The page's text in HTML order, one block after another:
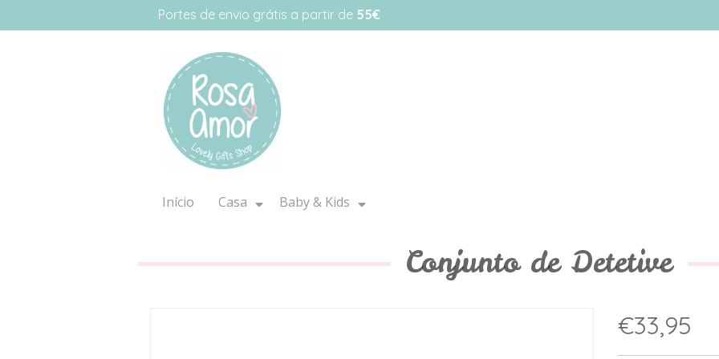
Portes de envio grátis a partir de 55€
Início Casa Baby & Kids
Conjunto de Detetive
€33,95